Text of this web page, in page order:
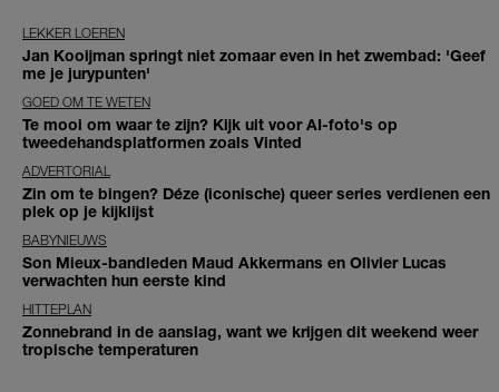
LEKKER LOEREN
Jan Kooijman springt niet zomaar even in het zwembad: 'Geef
me je jurypunten'
GOED OM TE WETEN
Te mooi om waar te zijn? Kijk uit voor AI-foto's op
tweedehandsplatformen zoals Vinted
ADVERTORIAL
Zin om te bingen? Déze (iconische) queer series verdienen een
plek op je kijklijst
BABYNIEUWS
Son Mieux-bandleden Maud Akkermans en Olivier Lucas
verwachten hun eerste kind
HITTEPLAN
Zonnebrand in de aanslag, want we krijgen dit weekend weer
tropische temperaturen